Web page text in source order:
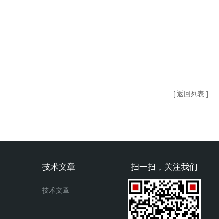
[ 返回列表 ]
扫一扫，关注我们
技术文章
技术文章